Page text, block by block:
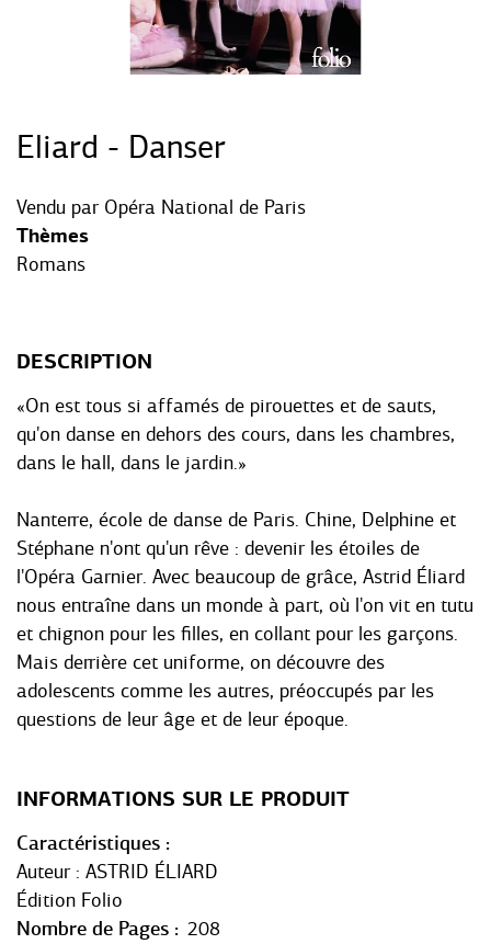
Eliard - Danser
Vendu par Opéra National de Paris
Thèmes
Romans
DESCRIPTION
«On est tous si affamés de pirouettes et de sauts,
qu'on danse en dehors des cours, dans les chambres,
dans le hall, dans le jardin.»
Nanterre, école de danse de Paris. Chine, Delphine et
Stéphane n'ont qu'un rêve : devenir les étoiles de
l'Opéra Garnier. Avec beaucoup de grâce, Astrid Éliard
nous entraîne dans un monde à part, où l'on vit en tutu
et chignon pour les filles, en collant pour les garçons.
Mais derrière cet uniforme, on découvre des
adolescents comme les autres, préoccupés par les
questions de leur âge et de leur époque.
INFORMATIONS SUR LE PRODUIT
Caractéristiques
Auteur : ASTRID ÉLIARD
Édition Folio
Nombre de Pages
208